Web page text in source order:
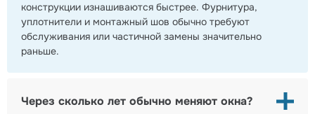
конструкции изнашиваются быстрее. Фурнитура,
уплотнители и монтажный шов обычно требуют
обслуживания или частичной замены значительно
раньше.
Через сколько лет обычно меняют окна?